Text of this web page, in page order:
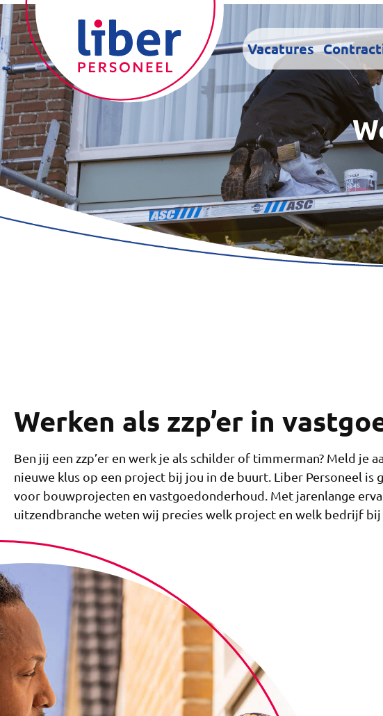
Vacatures
Werken als zzp’er in
Ben jij een zzp’er en werk je als schilder of timmerman? Meld je
nieuwe klus op een project bij jou in de buurt. Liber Personeel is
voor bouwprojecten en vastgoedonderhoud. Met jarenlange
uitzendbranche weten wij precies welk project en welk bedrijf bij